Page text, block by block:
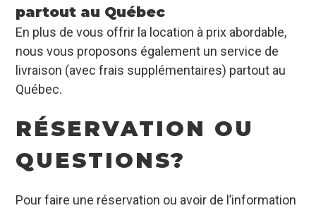
partout au Québec
En plus de vous offrir la location à prix abordable,
nous vous proposons également un service de
livraison (avec frais supplémentaires) partout au
Québec.
RÉSERVATION OU
QUESTIONS?
Pour faire une réservation ou avoir de l’information